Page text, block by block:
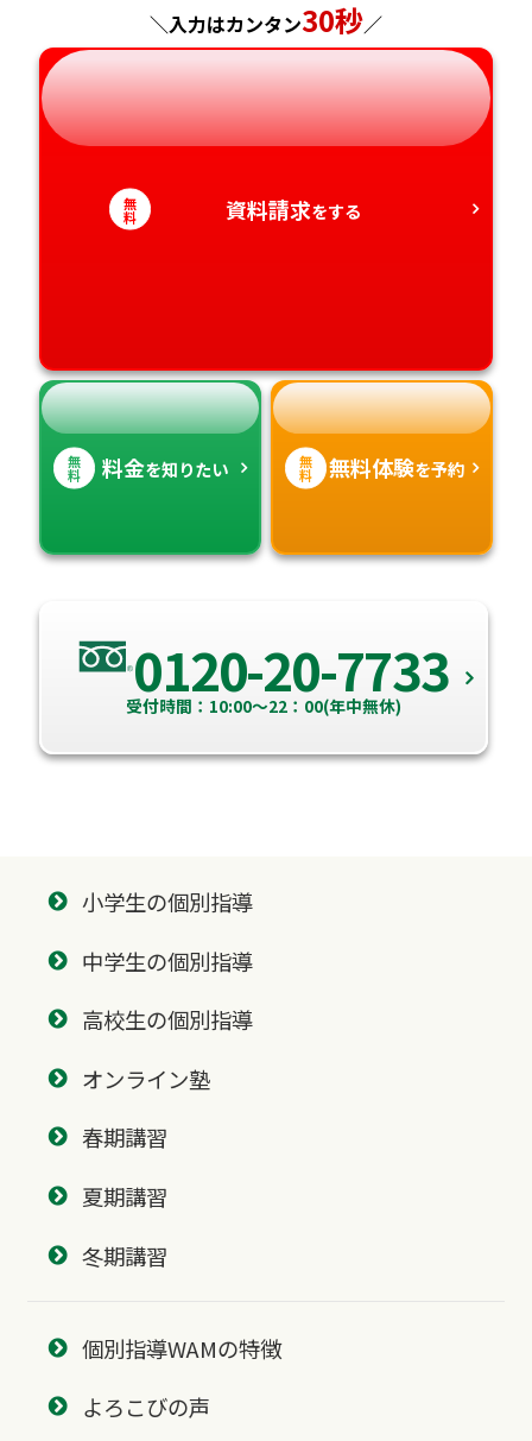
神奈川県
長野県
岐阜県
静岡県
愛知県
兵庫県
奈良県
和歌山県
広島県
山口県
徳島県
香川県
長崎県
熊本県
大分県
宮崎県
＼入力はカンタン30秒／
無
料 資料請求をする
無
料 料金を知りたい 無
料 無料体験を予約
0120-20-7733
受付時間：10:00～22：00(年中無休)
小学生の個別指導
中学生の個別指導
高校生の個別指導
オンライン塾
春期講習
夏期講習
冬期講習
個別指導WAMの特徴
よろこびの声